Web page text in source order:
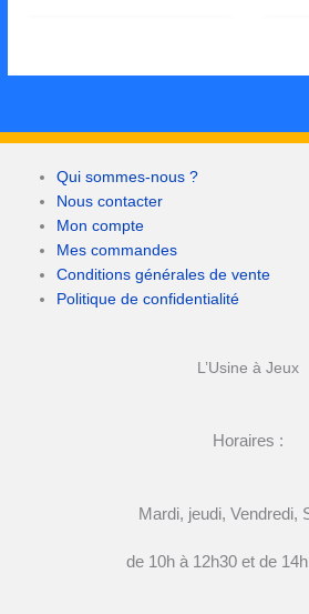
Qui sommes-nous ?
Nous contacter
Mon compte
Mes commandes
Conditions générales de vente
Politique de confidentialité
L’Usine à Jeux
Horaires :
Mardi, jeudi, Vendredi,
de 10h à 12h30 et de